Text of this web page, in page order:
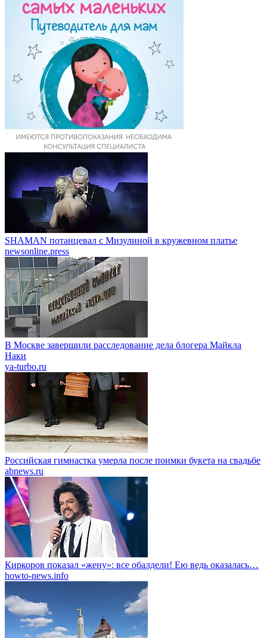
SHAMAN потанцевал с Мизулиной в кружевном платье
newsonline.press
В Москве завершили расследование дела блогера Майкла
Наки
ya-turbo.ru
Российская гимнастка умерла после поимки букета на свадьбе
abnews.ru
Киркоров показал «жену»: все обалдели! Ею ведь оказалась…
howto-news.info